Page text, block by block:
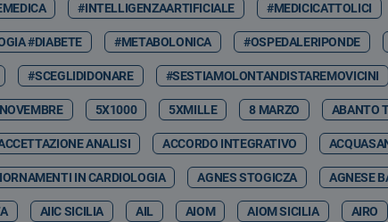
#INTELLIGENZAARTIFICIALE #MEDICICATTOLICI
#DIABETE #METABOLONICA #OSPEDALERIPONDE
#SCEGLIDIDONARE #SESTIAMOLONTANDISTAREMOVICINI
5X1000 5XMILLE 8 MARZO ABANTO
ANALISI ACCORDO INTEGRATIVO
IN CARDIOLOGIA AGNES STOGICZA AGNESE
AIIC SICILIA AIL AIOM AIOM SICILIA AIRO